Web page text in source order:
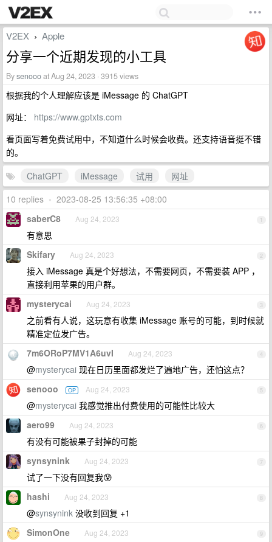
V2EX › Apple
分享一个近期发现的小工具
Bysenoooat Aug 24, 2023 · 3915 views
根据我的个人理解应该是 iMessage 的 ChatGPT
网址： https://www.gptxts.com
看页面写着免费试用中，不知道什么时候会收费。还支持语音挺不错
的。
ChatGPT
iMessage 试用
网址
10 replies • 2023-08-25 13:56:35 +08:00
1
saberC8 Aug 24, 2023
有意思
2
Skifary Aug 24, 2023
接入 iMessage 真是个好想法，不需要网页，不需要装 APP ，
直接利用苹果的用户群。
3
mysterycai Aug 24, 2023
之前看有人说，这玩意有收集 iMessage 账号的可能，到时候就
精准定位发广告。
4
7m6ORoP7MV1A6uvI Aug 24, 2023
@mysterycai 现在日历里面都发烂了遍地广告，还怕这点？
5
senooo OP Aug 24, 2023
@mysterycai 我感觉推出付费使用的可能性比较大
6
aero99 Aug 24, 2023
有没有可能被果子封掉的可能
7
synsynink Aug 24, 2023
试了一下没有回复我😰
8
hashi Aug 24, 2023
@synsynink 没收到回复 +1
9
SimonOne Aug 24, 2023